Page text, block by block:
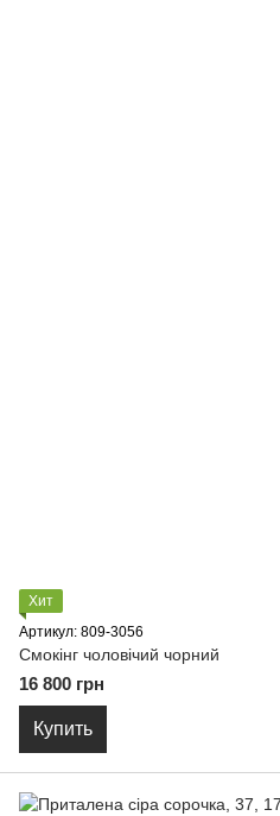
Хит
Артикул: 809-3056
Смокінг чоловічий чорний
16 800 грн
Купить